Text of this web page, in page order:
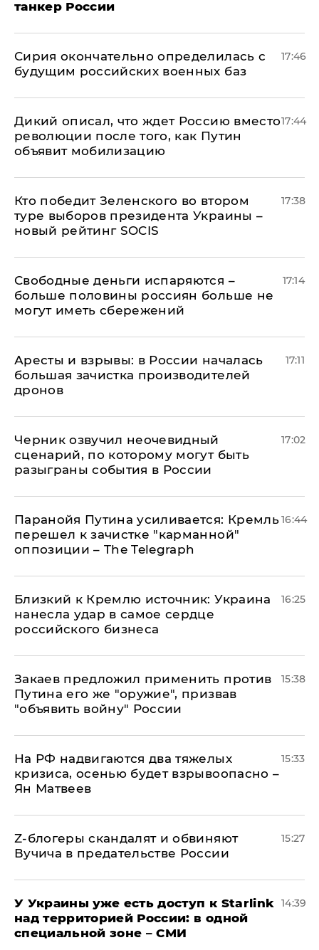
танкер России
Сирия окончательно определилась с
будущим российских военных баз
17:46
Дикий описал, что ждет Россию вместо
революции после того, как Путин
объявит мобилизацию
17:44
Кто победит Зеленского во втором
туре выборов президента Украины –
новый рейтинг SOCIS
17:38
Свободные деньги испаряются –
больше половины россиян больше не
могут иметь сбережений
17:14
Аресты и взрывы: в России началась
большая зачистка производителей
дронов
17:11
Черник озвучил неочевидный
сценарий, по которому могут быть
разыграны события в России
17:02
Паранойя Путина усиливается: Кремль
перешел к зачистке "карманной"
оппозиции – The Telegraph
16:44
Близкий к Кремлю источник: Украина
нанесла удар в самое сердце
российского бизнеса
16:25
Закаев предложил применить против
Путина его же "оружие", призвав
"объявить войну" России
15:38
На РФ надвигаются два тяжелых
кризиса, осенью будет взрывоопасно –
Ян Матвеев
15:33
Z-блогеры скандалят и обвиняют
Вучича в предательстве России
15:27
У Украины уже есть доступ к Starlink
над территорией России: в одной
специальной зоне – СМИ
14:39